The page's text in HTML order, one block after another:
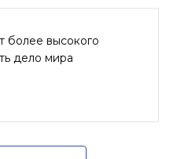
более высокого
дело мира